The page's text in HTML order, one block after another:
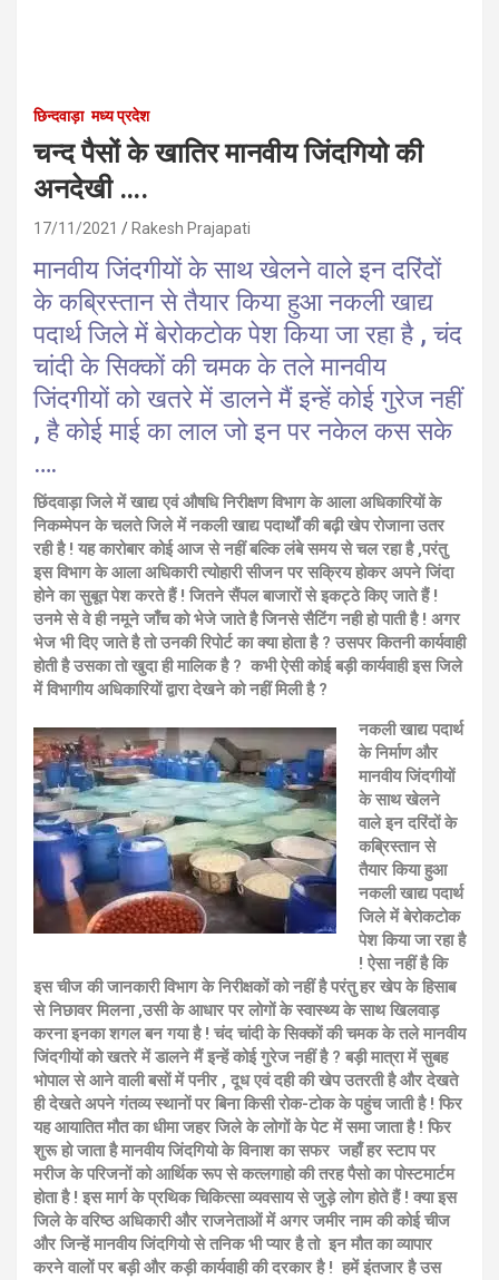
छिन्दवाड़ा मध्य प्रदेश
चन्द पैसों के खातिर मानवीय जिंदगियो की
अनदेखी ….
17/11/2021 Rakesh Prajapati
मानवीय जिंदगीयों के साथ खेलने वाले इन दरिंदों
के कब्रिस्तान से तैयार किया हुआ नकली खाद्य
पदार्थ जिले में बेरोकटोक पेश किया जा रहा है , चंद
चांदी के सिक्कों की चमक के तले मानवीय
जिंदगीयों को खतरे में डालने मैं इन्हें कोई गुरेज नहीं
, है कोई माई का लाल जो इन पर नकेल कस सके
….
छिंदवाड़ा जिले में खाद्य एवं औषधि निरीक्षण विभाग के आला अधिकारियों के
निकम्मेपन के चलते जिले में नकली खाद्य पदार्थों की बढ़ी खेप रोजाना उतर
रही है ! यह कारोबार कोई आज से नहीं बल्कि लंबे समय से चल रहा है ,परंतु
इस विभाग के आला अधिकारी त्योहारी सीजन पर सक्रिय होकर अपने जिंदा
होने का सुबूत पेश करते हैं ! जितने सैंपल बाजारों से इकट्ठे किए जाते हैं !
उनमे से वे ही नमूने जाँच को भेजे जाते है जिनसे सैटिंग नही हो पाती है ! अगर
भेज भी दिए जाते है तो उनकी रिपोर्ट का क्या होता है ? उसपर कितनी कार्यवाही
होती है उसका तो खुदा ही मालिक है ? कभी ऐसी कोई बड़ी कार्यवाही इस जिले
में विभागीय अधिकारियों द्वारा देखने को नहीं मिली है ?
नकली खाद्य पदार्थ
के निर्माण और
मानवीय जिंदगीयों
के साथ खेलने
वाले इन दरिंदों के
कब्रिस्तान से
तैयार किया हुआ
नकली खाद्य पदार्थ
जिले में बेरोकटोक
पेश किया जा रहा है
! ऐसा नहीं है कि
इस चीज की जानकारी विभाग के निरीक्षकों को नहीं है परंतु हर खेप के हिसाब
से निछावर मिलना ,उसी के आधार पर लोगों के स्वास्थ्य के साथ खिलवाड़
करना इनका शगल बन गया है ! चंद चांदी के सिक्कों की चमक के तले मानवीय
जिंदगीयों को खतरे में डालने मैं इन्हें कोई गुरेज नहीं है ? बड़ी मात्रा में सुबह
भोपाल से आने वाली बसों में पनीर , दूध एवं दही की खेप उतरती है और देखते
ही देखते अपने गंतव्य स्थानों पर बिना किसी रोक-टोक के पहुंच जाती है ! फिर
यह आयातित मौत का धीमा जहर जिले के लोगों के पेट में समा जाता है ! फिर
शुरू हो जाता है मानवीय जिंदगियो के विनाश का सफर जहाँ हर स्टाप पर
मरीज के परिजनों को आर्थिक रूप से कत्लगाहो की तरह पैसो का पोस्टमार्टम
होता है ! इस मार्ग के प्रथिक चिकित्सा व्यवसाय से जुड़े लोग होते हैं ! क्या इस
जिले के वरिष्ठ अधिकारी और राजनेताओं में अगर जमीर नाम की कोई चीज
और जिन्हें मानवीय जिंदगियो से तनिक भी प्यार है तो इन मौत का व्यापार
करने वालों पर बड़ी और कड़ी कार्यवाही की दरकार है ! हमें इंतजार है उस